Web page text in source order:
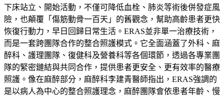
下床站立、開始活動，不僅可降低血栓、肺炎等術後併發症風
險，也顛覆「傷筋動骨一百天」的舊觀念，幫助高齡患者更快
恢復行動力，早日回歸日常生活。ERAS並非單一治療技術，
而是一套跨團隊合作的整合照護模式。它全面涵蓋了外科、麻
醉科、護理團隊、復健科及營養科等各個環節，透過各專業團
隊的緊密鏈結與共同合作，提供患者更安全、更有效率的醫療
照護。像在麻醉部分，麻醉科李建青醫師指出，ERAS強調的
是以病人為中心的整合照護理念，麻醉團隊會依患者年齡、慢